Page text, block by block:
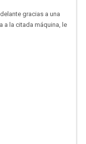
gracias a una
a la citada máquina, le